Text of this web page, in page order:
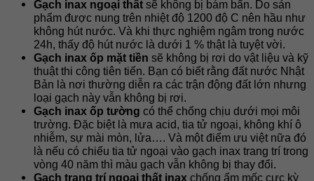
Gạch inax ngoại thất sẽ không bị bám bẩn. Do sản
phẩm được nung trên nhiệt độ 1200 độ C nên hầu như
không hút nước. Và khi thực nghiệm ngâm trong nước
24h, thấy độ hút nước là dưới 1 % thật là tuyệt vời.
Gạch inax ốp mặt tiền sẽ không bị rơi do vật liệu và kỹ
thuật thi công tiên tiến. Bạn có biết rằng đất nước Nhật
Bản là nơi thường diễn ra các trận động đất lớn nhưng
loại gạch này vẫn không bị rơi.
Gạch inax ốp tường có thể chống chịu dưới mọi môi
trường. Đặc biệt là mưa acid, tia tử ngoại, không khí ô
nhiễm, sự mài mòn, lửa…. Và một điểm ưu việt nữa đó
là nếu có chiếu tia tử ngoại vào gạch inax trang trí trong
vòng 40 năm thì màu gạch vẫn không bị thay đổi.
Gạch trang trí ngoại thất inax chống ẩm mốc cực kỳ